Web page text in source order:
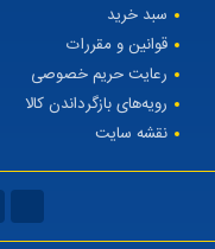
سبد خرید
قوانین و مقررات
رعایت حریم خصوصی
رویه‌های بازگرداندن کالا
نقشه سایت